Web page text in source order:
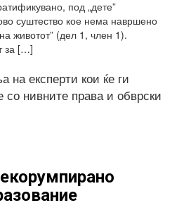
под „дете”
суштество кое нема навршено
животот” (дел 1, член 1).
за […]
експерти кои ќе ги
со нивните права и обврски